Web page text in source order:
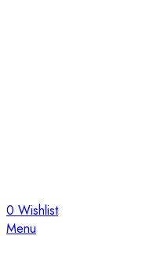
0 Wishlist
Menu